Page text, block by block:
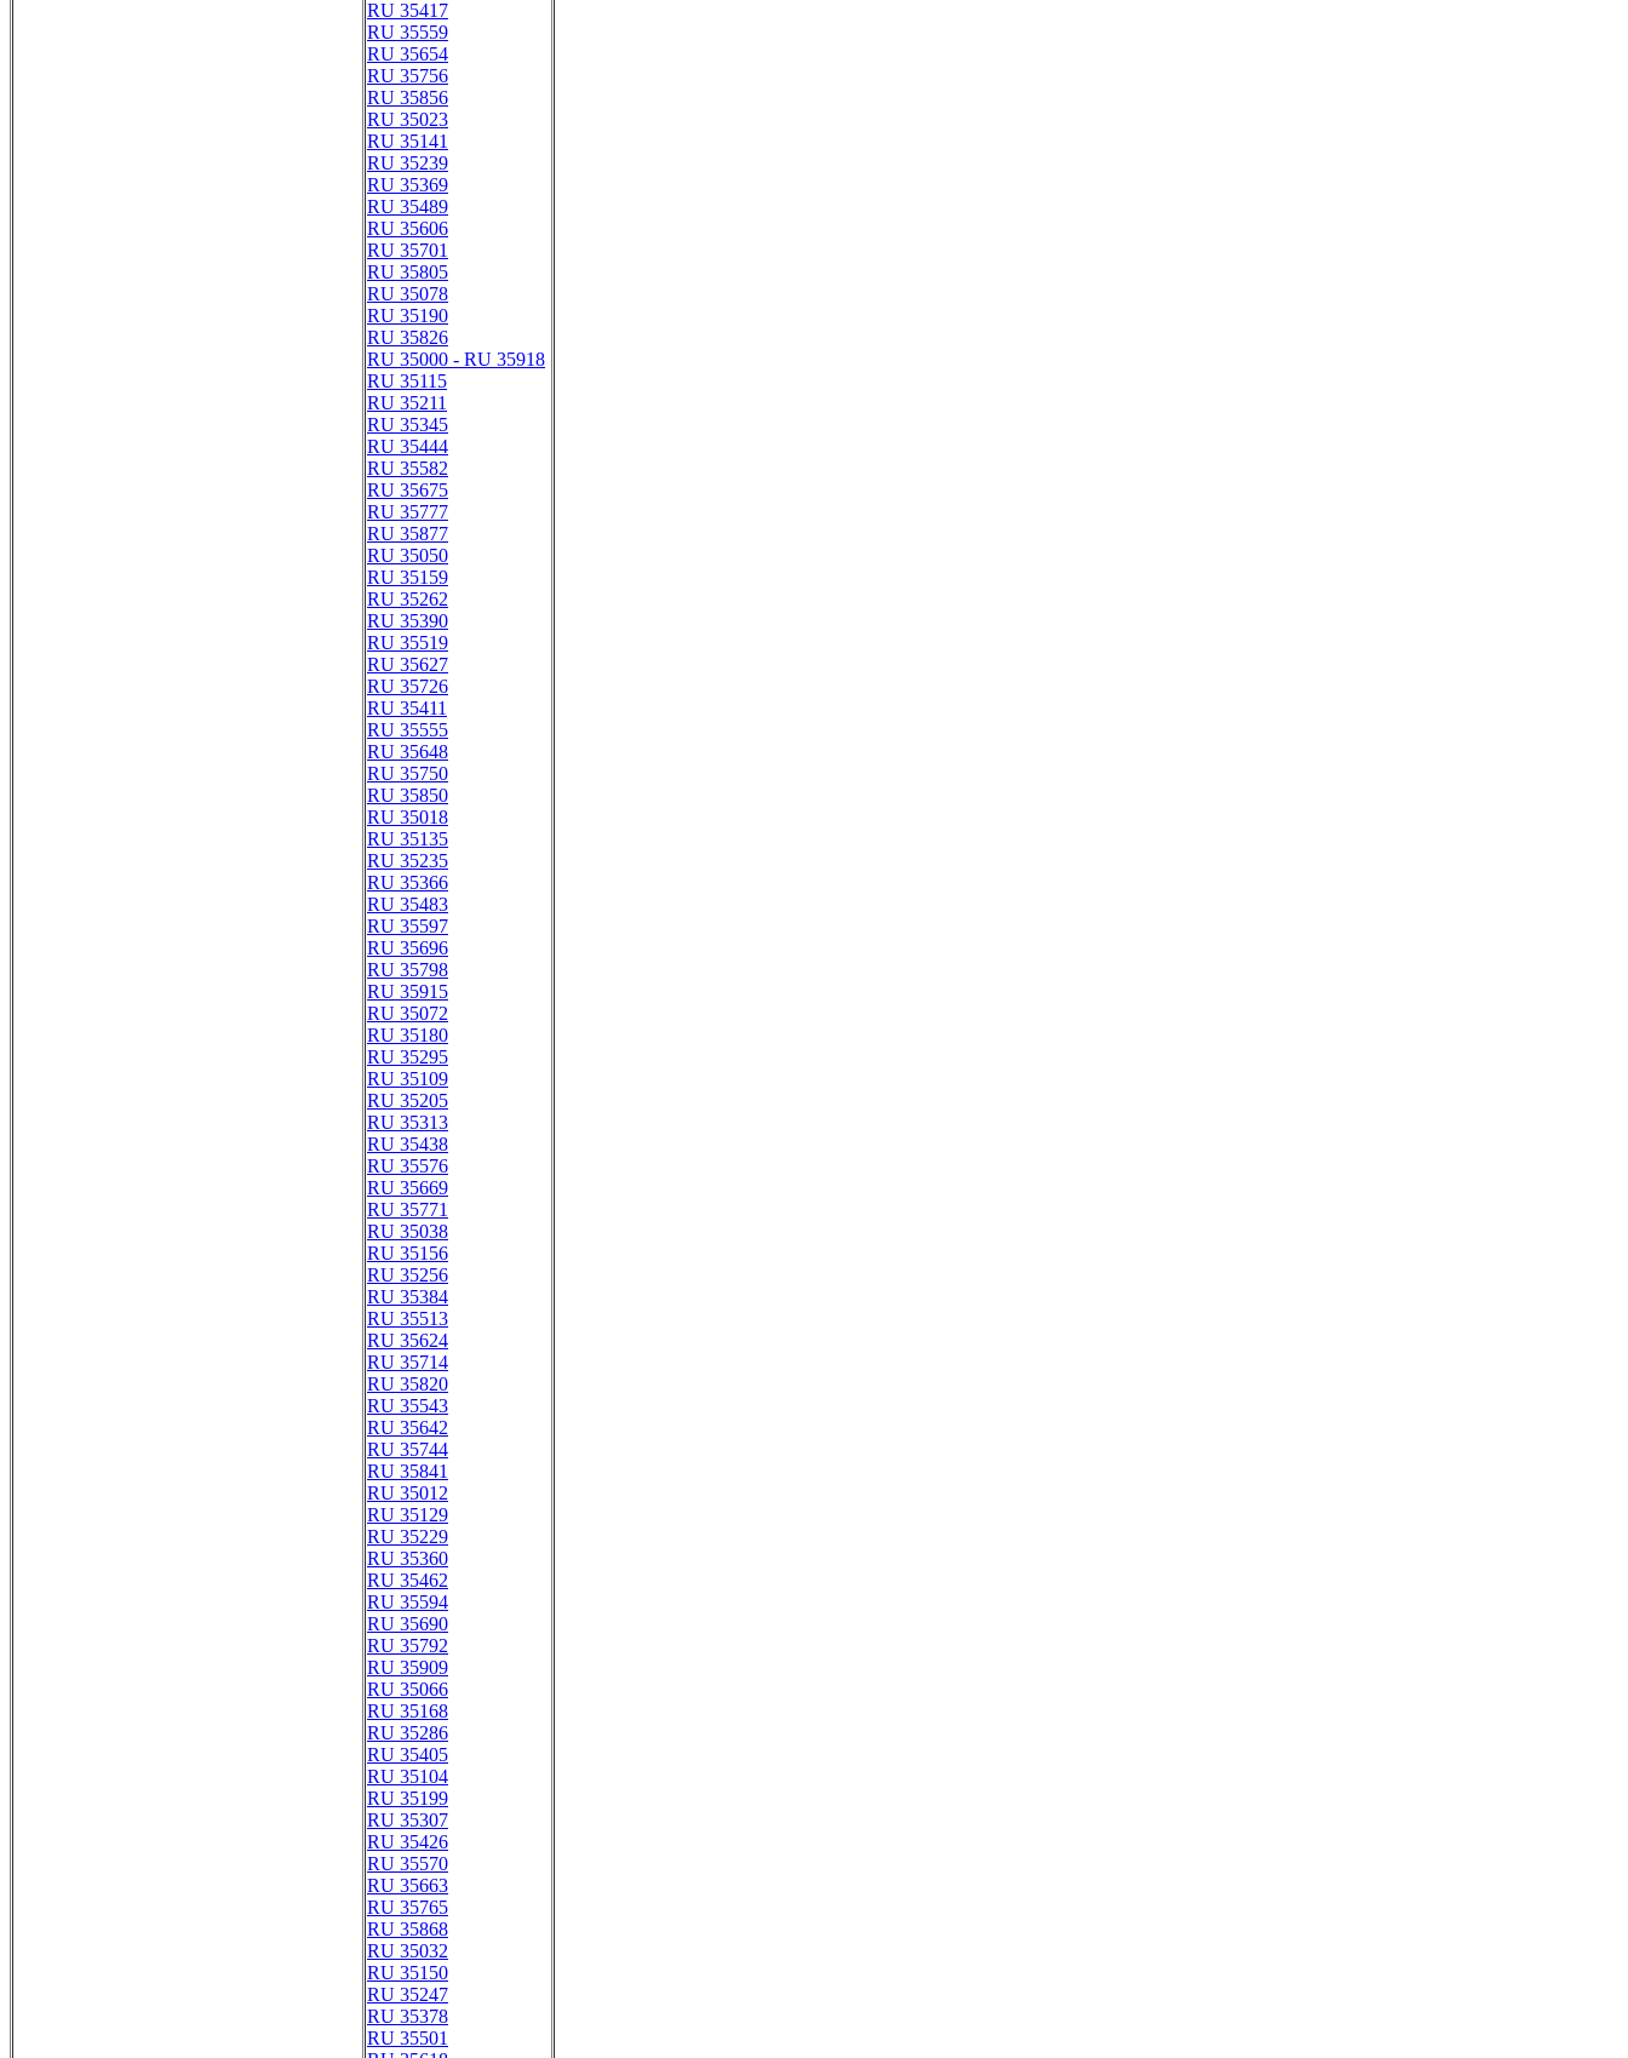
RU 35417
RU 35559
RU 35654
RU 35756
RU 35856
RU 35023
RU 35141
RU 35239
RU 35369
RU 35489
RU 35606
RU 35701
RU 35805
RU 35078
RU 35190
RU 35826
RU 35000 - RU 35918
RU 35115
RU 35211
RU 35345
RU 35444
RU 35582
RU 35675
RU 35777
RU 35877
RU 35050
RU 35159
RU 35262
RU 35390
RU 35519
RU 35627
RU 35726
RU 35411
RU 35555
RU 35648
RU 35750
RU 35850
RU 35018
RU 35135
RU 35235
RU 35366
RU 35483
RU 35597
RU 35696
RU 35798
RU 35915
RU 35072
RU 35180
RU 35295
RU 35109
RU 35205
RU 35313
RU 35438
RU 35576
RU 35669
RU 35771
RU 35038
RU 35156
RU 35256
RU 35384
RU 35513
RU 35624
RU 35714
RU 35820
RU 35543
RU 35642
RU 35744
RU 35841
RU 35012
RU 35129
RU 35229
RU 35360
RU 35462
RU 35594
RU 35690
RU 35792
RU 35909
RU 35066
RU 35168
RU 35286
RU 35405
RU 35104
RU 35199
RU 35307
RU 35426
RU 35570
RU 35663
RU 35765
RU 35868
RU 35032
RU 35150
RU 35247
RU 35378
RU 35501